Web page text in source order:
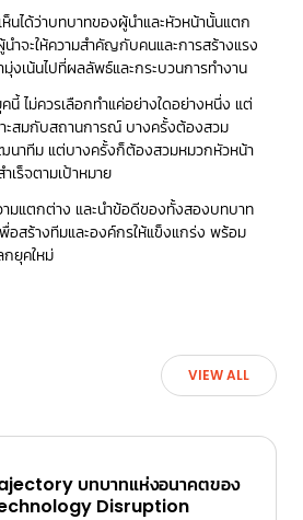
นได้ว่าบทบาทของผู้นำและหัวหน้านั้นแตก
ำจะให้ความสำคัญกับคนและการสร้างแรง
งเน้นไปที่ผลลัพธ์และกระบวนการทำงาน
นี้ ไม่ควรเลือกทำแค่อย่างใดอย่างหนึ่ง แต่
ะสมกับสถานการณ์ บางครั้งต้องสวม
นาทีม แต่บางครั้งก็ต้องสวมหมวกหัวหน้า
เร็จตามเป้าหมาย
มแตกต่าง และนำข้อดีของทั้งสองบทบาท
อสร้างทีมและองค์กรให้แข็งแกร่ง พร้อม
กยุคใหม่
VIEW ALL
บทบาทแห่งอนาคตของ
Disruption